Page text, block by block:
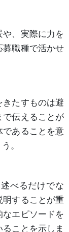
、実際に力を
募職種で活かせ
たすものは避
で伝えることが
であることを意
。
べるだけでな
明することが重
エピソードを
ことを示しま